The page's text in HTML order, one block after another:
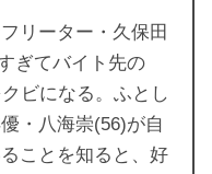
リーター・久保田
ぎてバイト先の
ビになる。ふとし
・八海崇(56)が自
ことを知ると、好